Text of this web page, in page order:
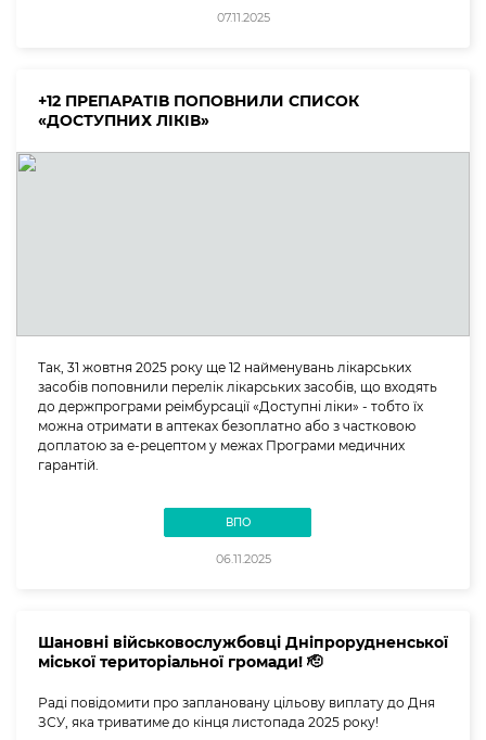
07.11.2025
+12 ПРЕПАРАТІВ ПОПОВНИЛИ СПИСОК
«ДОСТУПНИХ ЛІКІВ»
Так, 31 жовтня 2025 року ще 12 найменувань лікарських
засобів поповнили перелік лікарських засобів, що входять
до держпрограми реімбурсації «Доступні ліки» - тобто їх
можна отримати в аптеках безоплатно або з частковою
доплатою за е-рецептом у межах Програми медичних
гарантій.
ВПО
06.11.2025
Шановні військовослужбовці Дніпрорудненської
міської територіальної громади! 🫡
Раді повідомити про заплановану цільову виплату до Дня
ЗСУ, яка триватиме до кінця листопада 2025 року!